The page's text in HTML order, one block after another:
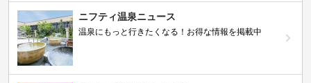
ニフティ温泉ニュース
温泉にもっと行きたくなる！お得な情報を掲載中